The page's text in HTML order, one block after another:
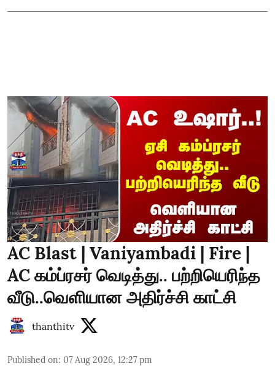
AC Blast | Vaniyambadi | Fire |
AC கம்ப்ரசர் வெடித்து.. பற்றியெரிந்த
வீடு..வெளியான அதிர்ச்சி காட்சி
thanthitv
Published on: 07 Aug 2026, 12:27 pm